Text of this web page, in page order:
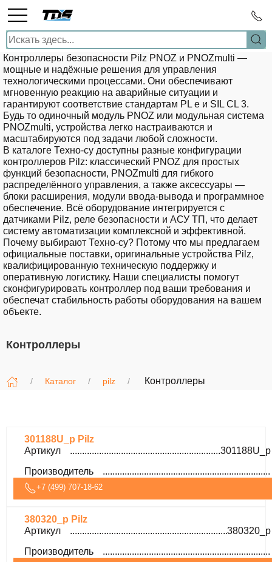
Контроллеры безопасности Pilz PNOZ и PNOZmulti —
мощные и надёжные решения для управления
технологическими процессами. Они обеспечивают
мгновенную реакцию на аварийные ситуации и
гарантируют соответствие стандартам PL e и SIL CL 3.
Будь то одиночный модуль PNOZ или модульная система
PNOZmulti, устройства легко настраиваются и
масштабируются под задачи любой сложности.
В каталоге Техно-су доступны разные конфигурации
контроллеров Pilz: классический PNOZ для простых
функций безопасности, PNOZmulti для гибкого
распределённого управления, а также аксессуары —
блоки расширения, модули ввода‑вывода и программное
обеспечение. Всё оборудование интегрируется с
датчиками Pilz, реле безопасности и АСУ ТП, что делает
систему автоматизации комплексной и эффективной.
Почему выбирают Техно-су? Потому что мы предлагаем
официальные поставки, оригинальные устройства Pilz,
квалифицированную техническую поддержку и
оперативную логистику. Наши специалисты помогут
сконфигурировать контроллер под ваши требования и
обеспечат стабильность работы оборудования на вашем
объекте.
Контроллеры
Каталог pilz Контроллеры
301188U_p Pilz
Артикул
301188U_p
Производитель
+7 (499) 707-18-62
380320_p Pilz
Артикул
380320_p
Производитель